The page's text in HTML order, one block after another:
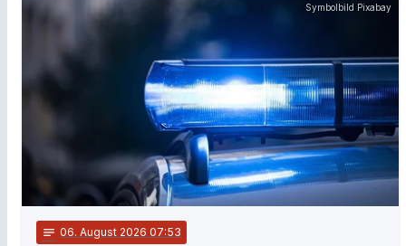
Symbolbild Pixabay
notes 06. August 2026 07:53